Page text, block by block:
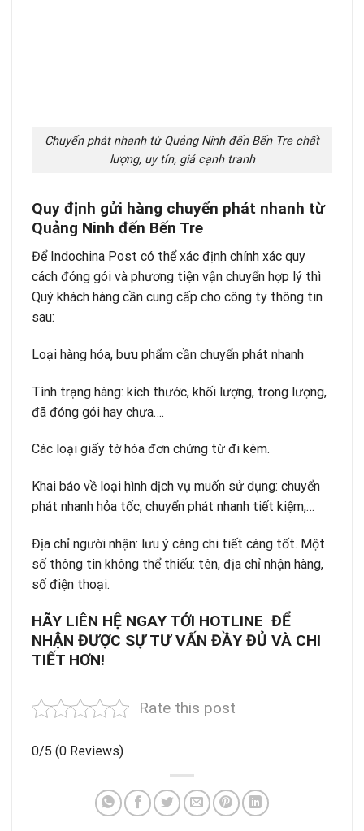
Chuyển phát nhanh từ Quảng Ninh đến Bến Tre chất
lượng, uy tín, giá cạnh tranh
Quy định gửi hàng chuyển phát nhanh từ
Quảng Ninh đến Bến Tre
Để Indochina Post có thể xác định chính xác quy
cách đóng gói và phương tiện vận chuyển hợp lý thì
Quý khách hàng cần cung cấp cho công ty thông tin
sau:
Loại hàng hóa, bưu phẩm cần chuyển phát nhanh
Tình trạng hàng: kích thước, khối lượng, trọng lượng,
đã đóng gói hay chưa….
Các loại giấy tờ hóa đơn chứng từ đi kèm.
Khai báo về loại hình dịch vụ muốn sử dụng: chuyển
phát nhanh hỏa tốc, chuyển phát nhanh tiết kiệm,…
Địa chỉ người nhận: lưu ý càng chi tiết càng tốt. Một
số thông tin không thể thiếu: tên, địa chỉ nhận hàng,
số điện thoại.
HÃY LIÊN HỆ NGAY TỚI HOTLINE ĐỂ
NHẬN ĐƯỢC SỰ TƯ VẤN ĐẦY ĐỦ VÀ CHI
TIẾT HƠN!
Rate this post
0/5 (0 Reviews)